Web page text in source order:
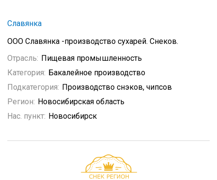
Славянка
ООО Славянка -производство сухарей. Снеков.
Отрасль: Пищевая промышленность
Категория: Бакалейное производство
Подкатегория: Производство снэков, чипсов
Регион: Новосибирская область
Нас. пункт: Новосибирск